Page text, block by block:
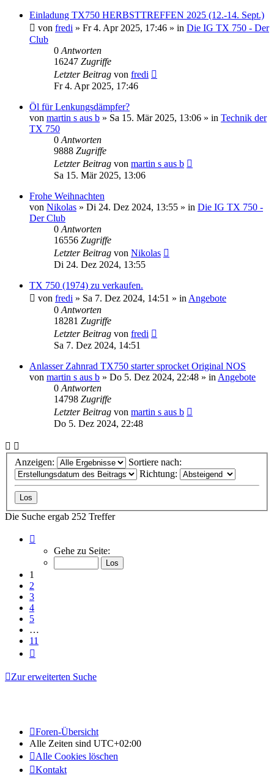
Einladung TX750 HERBSTTREFFEN 2025 (12.-14. Sept.)
von fredi » Fr 4. Apr 2025, 17:46 » in Die IG TX 750 - Der
Club
0 Antworten
16247 Zugriffe
Letzter Beitrag von fredi
Fr 4. Apr 2025, 17:46
Öl für Lenkungsdämpfer?
von martin s aus b » Sa 15. Mär 2025, 13:06 » in Technik der
TX 750
0 Antworten
9888 Zugriffe
Letzter Beitrag von martin s aus b
Sa 15. Mär 2025, 13:06
Frohe Weihnachten
von Nikolas » Di 24. Dez 2024, 13:55 » in Die IG TX 750 -
Der Club
0 Antworten
16556 Zugriffe
Letzter Beitrag von Nikolas
Di 24. Dez 2024, 13:55
TX 750 (1974) zu verkaufen.
von fredi » Sa 7. Dez 2024, 14:51 » in Angebote
0 Antworten
18281 Zugriffe
Letzter Beitrag von fredi
Sa 7. Dez 2024, 14:51
Anlasser Zahnrad TX750 starter sprocket Original NOS
von martin s aus b » Do 5. Dez 2024, 22:48 » in Angebote
0 Antworten
14798 Zugriffe
Letzter Beitrag von martin s aus b
Do 5. Dez 2024, 22:48
Anzeigen:
Sortiere nach:
Richtung:
Die Suche ergab 252 Treffer
von
Gehe zu Seite:
1
2
3
4
5
…
11
Zur erweiterten Suche
Foren-Übersicht
Alle Zeiten sind UTC+02:00
Alle Cookies löschen
Kontakt